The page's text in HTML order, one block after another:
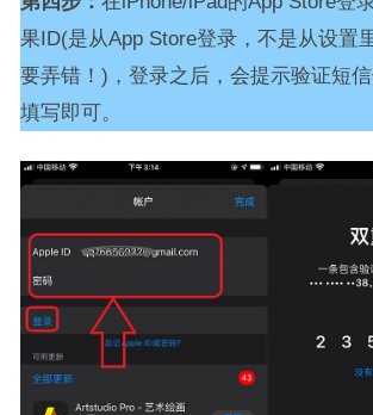
果ID(是从App Store登录，不是从设置
要弄错！)，登录之后，会提示验证短
填写即可。